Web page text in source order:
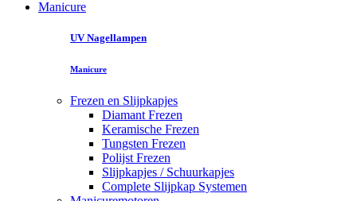
Manicure
UV Nagellampen
Manicure
Frezen en Slijpkapjes
Diamant Frezen
Keramische Frezen
Tungsten Frezen
Polijst Frezen
Slijpkapjes / Schuurkapjes
Complete Slijpkap Systemen